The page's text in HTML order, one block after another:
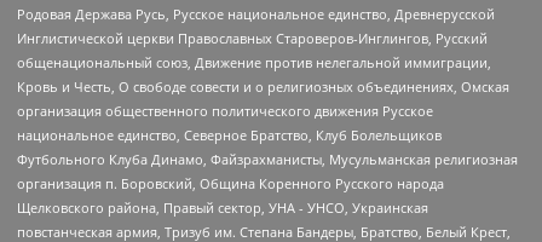
Родовая Держава Русь, Русское национальное единство, Древнерусской
Инглистической церкви Православных Староверов-Инглингов, Русский
общенациональный союз, Движение против нелегальной иммиграции,
Кровь и Честь, О свободе совести и о религиозных объединениях, Омская
организация общественного политического движения Русское
национальное единство, Северное Братство, Клуб Болельщиков
Футбольного Клуба Динамо, Файзрахманисты, Мусульманская религиозная
организация п. Боровский, Община Коренного Русского народа
Щелковского района, Правый сектор, УНА - УНСО, Украинская
повстанческая армия, Тризуб им. Степана Бандеры, Братство, Белый Крест,